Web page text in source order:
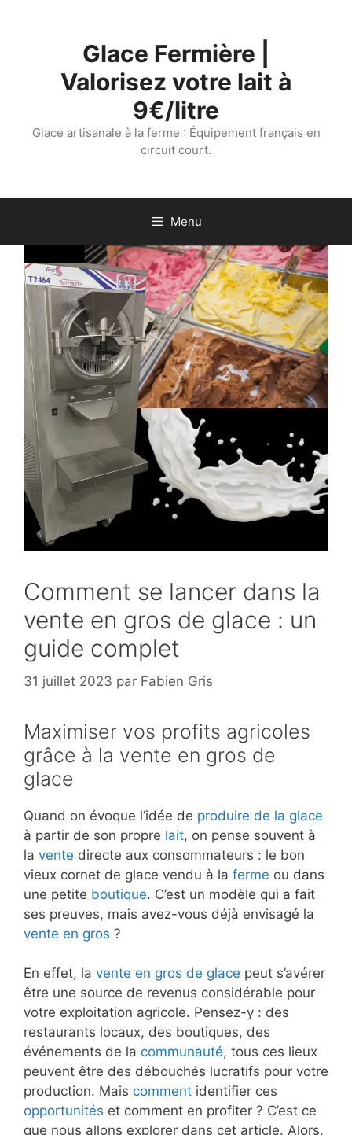
Glace Fermière |
Valorisez votre lait à
9€/litre
Glace artisanale à la ferme : Équipement français en
circuit court.
Menu
Comment se lancer dans la
vente en gros de glace : un
guide complet
31 juillet 2023 par Fabien Gris
Maximiser vos profits agricoles
grâce à la vente en gros de
glace
Quand on évoque l’idée de produire de la glace
à partir de son propre lait, on pense souvent à
la vente directe aux consommateurs : le bon
vieux cornet de glace vendu à la ferme ou dans
une petite boutique. C’est un modèle qui a fait
ses preuves, mais avez-vous déjà envisagé la
vente en gros ?
En effet, la vente en gros de glace peut s’avérer
être une source de revenus considérable pour
votre exploitation agricole. Pensez-y : des
restaurants locaux, des boutiques, des
événements de la communauté, tous ces lieux
peuvent être des débouchés lucratifs pour votre
production. Mais comment identifier ces
opportunités et comment en profiter ? C’est ce
que nous allons explorer dans cet article. Alors,